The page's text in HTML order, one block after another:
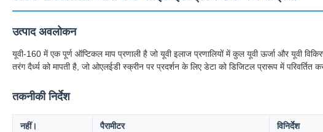
उत्पाद अवलोकन
यूवी-160 में एक पूर्ण ऑप्टिकल माप प्रणाली है जो यूवी इलाज प्रणालियों में कुल यूवी ऊर्जा और यूवी
तरंग दैर्ध्य को मापती है, जो ओएलईडी स्क्रीन पर प्रदर्शन के लिए डेटा को डिजिटल प्रारूप में परिवर्तित
तकनीकी निर्देश
नहीं। पैरामीटर विनिर्देश